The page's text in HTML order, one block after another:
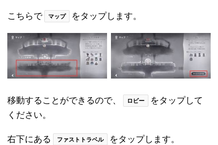
こちらで マップ をタップします。
移動することができるので、 ロビー
をタップして
ください。
右下にある ファストトラベル をタップします。